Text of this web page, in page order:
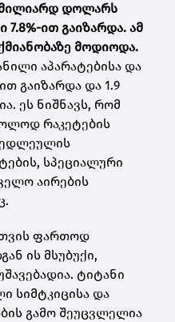
მილიარდ დოლარს
ით გაიზარდა. ამ
მოდიოდა.
აპარატებისა და
გაიზარდა და 1.9
ეს ნიშნავს, რომ
რაკეტების
სპეციალური
აირების
ფართოდ
ის მსუბუქი,
ტიტანი
სიმტკიცისა და
გამო შეუცვლელია